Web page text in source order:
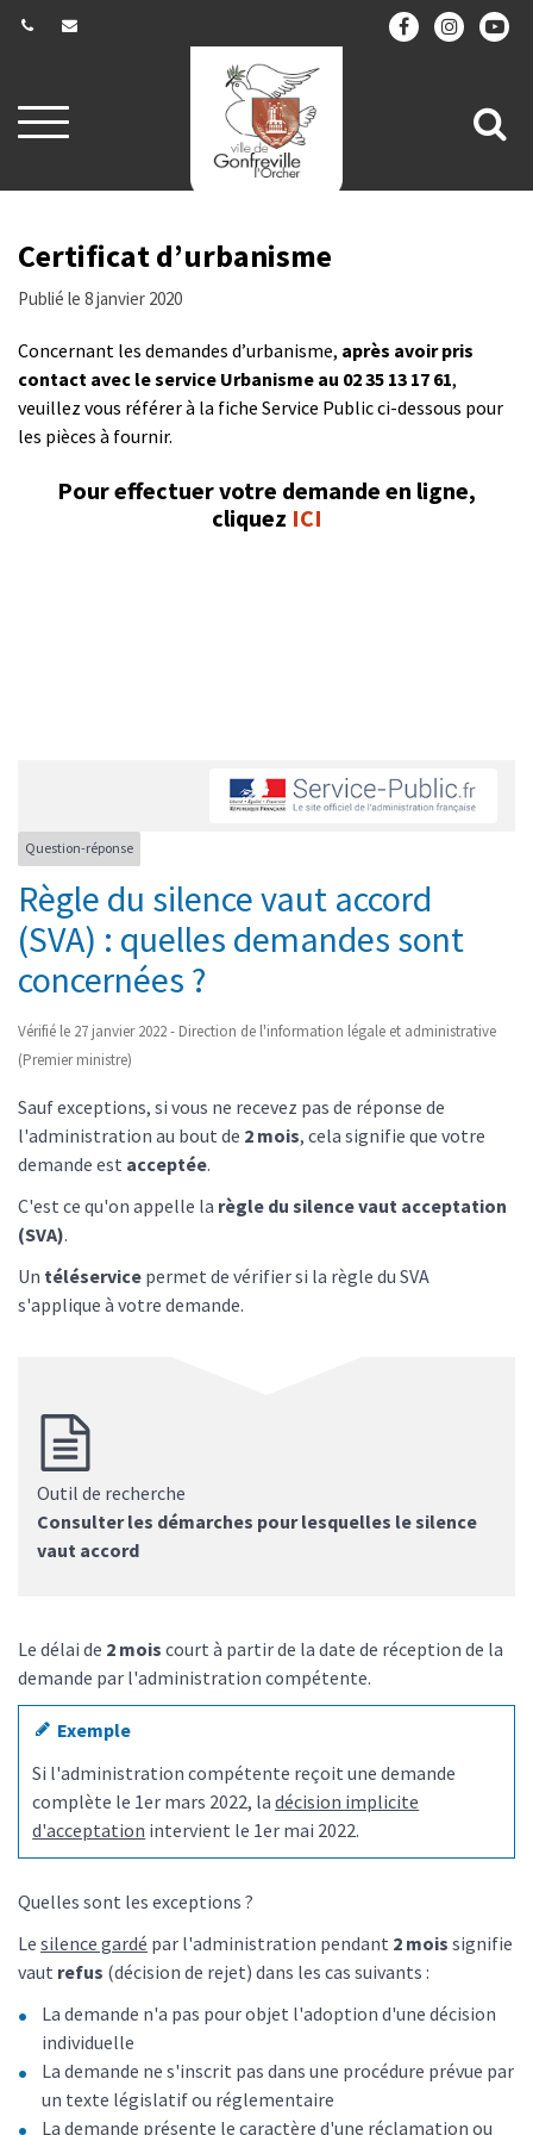
Aller
à
navigation
à
Certificat d’urbanisme
Publié le 8 janvier 2020
Concernant les demandes d’urbanisme, après avoir pris
contact avec le service Urbanisme au 02 35 13 17 61,
veuillez vous référer à la fiche Service Public ci-dessous pour
les pièces à fournir.
Pour effectuer votre demande en ligne,
cliquez ICI
Question-réponse
Règle du silence vaut accord
(SVA) : quelles demandes sont
concernées ?
Vérifié le 27 janvier 2022 - Direction de l'information légale et administrative
(Premier ministre)
Sauf exceptions, si vous ne recevez pas de réponse de
l'administration au bout de 2 mois, cela signifie que votre
demande est acceptée.
C'est ce qu'on appelle la règle du silence vaut acceptation
(SVA).
Un téléservice permet de vérifier si la règle du SVA
s'applique à votre demande.
Outil de recherche
Consulter les démarches pour lesquelles le silence
vaut accord
Le délai de 2 mois court à partir de la date de réception de la
demande par l'administration compétente.
Exemple
Si l'administration compétente reçoit une demande
complète le 1er mars 2022, ladécision implicite
d'acceptation intervient le 1er mai 2022.
Quelles sont les exceptions ?
Le silence gardé par l'administration pendant 2 mois signifie
vaut refus (décision de rejet) dans les cas suivants :
La demande n'a pas pour objet l'adoption d'une décision
individuelle
La demande ne s'inscrit pas dans une procédure prévue par
un texte législatif ou réglementaire
La demande présente le caractère d'une réclamation ou